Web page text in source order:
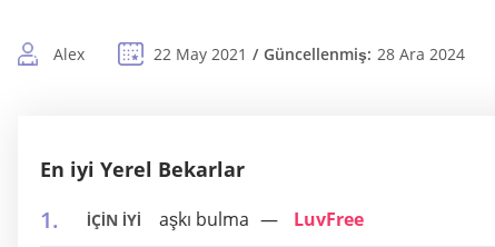
Alex 22 May 2021 Güncellenmiş: 28 Ara 2024
En iyi Yerel Bekarlar
İÇİN İYİ aşkı bulma LuvFree